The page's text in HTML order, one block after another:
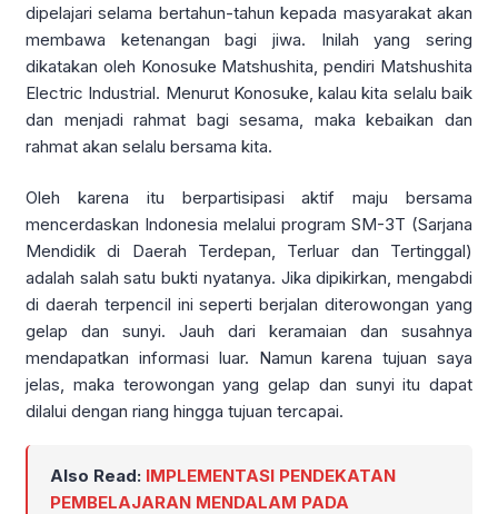
dipelajari selama bertahun-tahun kepada masyarakat akan
membawa ketenangan bagi jiwa. Inilah yang sering
dikatakan oleh Konosuke Matshushita, pendiri Matshushita
Electric Industrial. Menurut Konosuke, kalau kita selalu baik
dan menjadi rahmat bagi sesama, maka kebaikan dan
rahmat akan selalu bersama kita.
Oleh karena itu berpartisipasi aktif maju bersama
mencerdaskan Indonesia melalui program SM-3T (Sarjana
Mendidik di Daerah Terdepan, Terluar dan Tertinggal)
adalah salah satu bukti nyatanya. Jika dipikirkan, mengabdi
di daerah terpencil ini seperti berjalan diterowongan yang
gelap dan sunyi. Jauh dari keramaian dan susahnya
mendapatkan informasi luar. Namun karena tujuan saya
jelas, maka terowongan yang gelap dan sunyi itu dapat
dilalui dengan riang hingga tujuan tercapai.
Also Read: IMPLEMENTASI PENDEKATAN
PEMBELAJARAN MENDALAM PADA